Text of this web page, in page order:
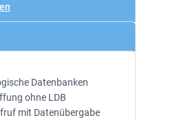
Datenbanken
ohne LDB
mit Datenübergabe